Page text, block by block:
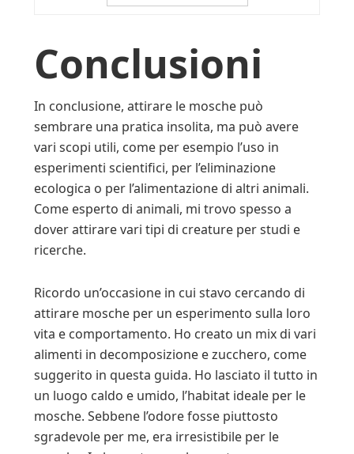
Conclusioni
In conclusione, attirare le mosche può
sembrare una pratica insolita, ma può avere
vari scopi utili, come per esempio l’uso in
esperimenti scientifici, per l’eliminazione
ecologica o per l’alimentazione di altri animali.
Come esperto di animali, mi trovo spesso a
dover attirare vari tipi di creature per studi e
ricerche.
Ricordo un’occasione in cui stavo cercando di
attirare mosche per un esperimento sulla loro
vita e comportamento. Ho creato un mix di vari
alimenti in decomposizione e zucchero, come
suggerito in questa guida. Ho lasciato il tutto in
un luogo caldo e umido, l’habitat ideale per le
mosche. Sebbene l’odore fosse piuttosto
sgradevole per me, era irresistibile per le